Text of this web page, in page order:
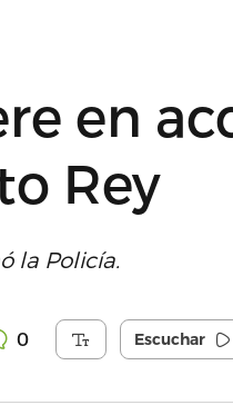
en
Rey
la Policía.
0 Escuchar